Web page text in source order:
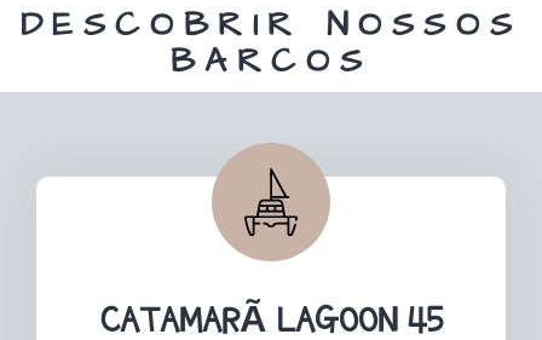
DESCOBRIR NOSSOS
BARCOS
CATAMARÃ LAGOON 45